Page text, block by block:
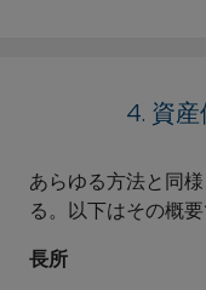
4. 資
あらゆる方法と同
る。以下はその概要
長所